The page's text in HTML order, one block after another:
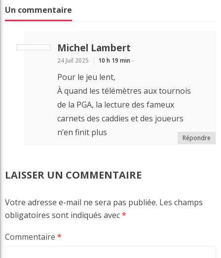
Un commentaire
Michel Lambert
24 Juil 2025 10 h 19 min -
Pour le jeu lent,
À quand les télémètres aux tournois
de la PGA, la lecture des fameux
carnets des caddies et des joueurs
n’en finit plus
Répondre
LAISSER UN COMMENTAIRE
Votre adresse e-mail ne sera pas publiée. Les champs
obligatoires sont indiqués avec*
Commentaire *